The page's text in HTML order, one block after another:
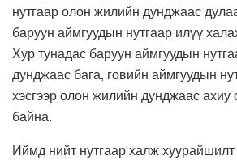
нутгаар олон жилийн дунджаас
баруун аймгуудын нутгаар илүү
Хур тунадас баруун аймгуудын
дунджаас бага, говийн аймгуудын
хэсгээр олон жилийн дунджаас ахиу
байна.
Иймд нийт нутгаар халж хуурайшилт